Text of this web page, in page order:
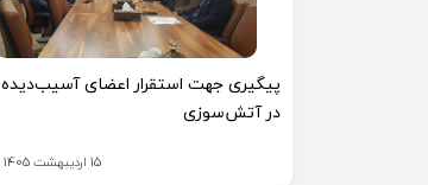
پیگیری جهت استقرار اعضای آسیب‌دیده
در آتش‌سوزی
15 اردیبهشت 1405